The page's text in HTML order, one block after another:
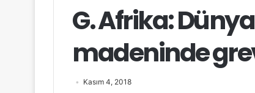
G. Afrika:
madeninde
Kasım 4, 2018